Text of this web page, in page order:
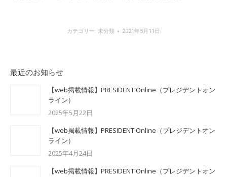
カテゴリー: 未分類 2021年5月11日
最近のお知らせ
【web掲載情報】PRESIDENT Online（プレジデントオン
ライン）
2025年5月22日
【web掲載情報】PRESIDENT Online（プレジデントオン
ライン）
2025年4月24日
【web掲載情報】PRESIDENT Online（プレジデントオン